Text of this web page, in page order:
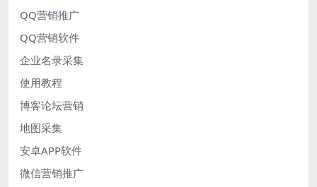
QQ营销推广
QQ营销软件
企业名录采集
使用教程
博客论坛营销
地图采集
安卓APP软件
微信营销推广